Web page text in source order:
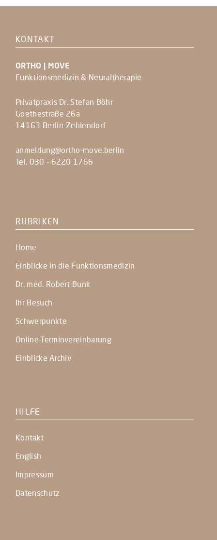
KONTAKT
ORTHO | MOVE
Funktionsmedizin & Neuraltherapie
Privatpraxis Dr. Stefan Böhr
Goethestraße 26a
14163 Berlin-Zehlendorf
anmeldung@ortho-move.berlin
Tel. 030 - 6220 1766
RUBRIKEN
Home
Einblicke in die Funktionsmedizin
Dr. med. Robert Bunk
Ihr Besuch
Schwerpunkte
Online-Terminvereinbarung
Einblicke Archiv
HILFE
Kontakt
English
Impressum
Datenschutz